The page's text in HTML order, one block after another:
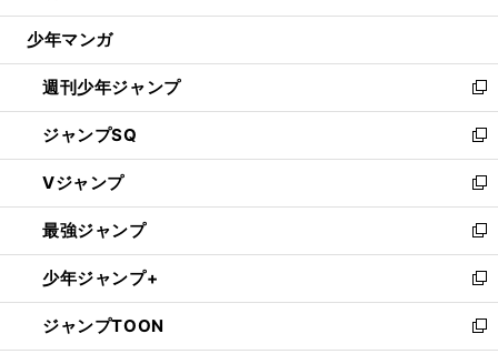
ウ
開
く
少年マンガ
週刊少年ジャンプ
新
し
い
ウ
ィ
ン
ド
ウ
で
開
く
ジャンプSQ
新
し
い
ウ
ィ
ン
ド
ウ
で
開
Vジャンプ
新
し
い
ウ
ィ
ン
ド
ウ
最強ジャンプ
新
し
い
ウ
ィ
ン
少年ジャンプ+
新
し
い
ウ
ジャンプTOON
新
し